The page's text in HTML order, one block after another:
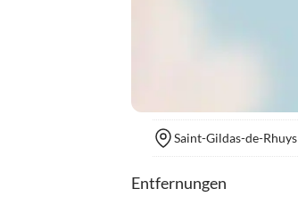
Saint-Gildas-de-Rhuys
Entfernungen